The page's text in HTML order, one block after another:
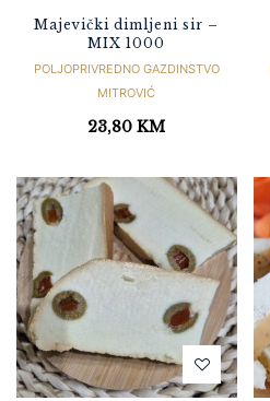
Majevički dimljeni sir –
MIX 1000
POLJOPRIVREDNO GAZDINSTVO
MITROVIĆ
23,80KM